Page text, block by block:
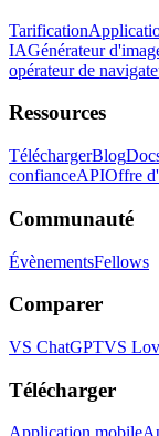
Tarification
IAGénérateur
opérateur de
Ressources
TéléchargerBlog
confianceAPIOffre
Communauté
ÉvènementsFellows
Comparer
VS ChatGPTVS
Télécharger